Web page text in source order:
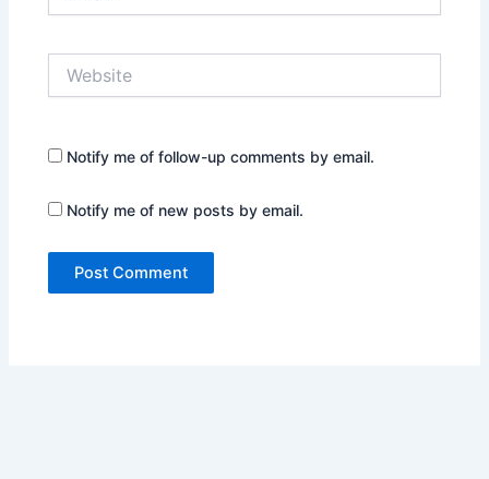
Notify me of follow-up comments by email.
Notify me of new posts by email.